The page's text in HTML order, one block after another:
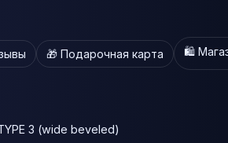
🎁 Подарочная карта 🛍️
3 (wide beveled)